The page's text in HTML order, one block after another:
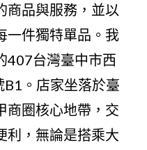
商品與服務，並以
一件獨特單品。我
407台灣臺中市西
。店家坐落於臺
商圈核心地帶，交
利，無論是搭乘大